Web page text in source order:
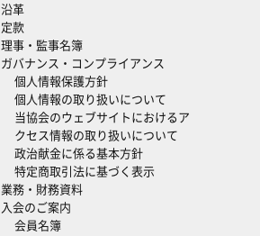
沿革
定款
理事・監事名簿
ガバナンス・コンプライアンス
個人情報保護方針
個人情報の取り扱いについて
当協会のウェブサイトにおけるア
クセス情報の取り扱いについて
政治献金に係る基本方針
特定商取引法に基づく表示
業務・財務資料
入会のご案内
会員名簿